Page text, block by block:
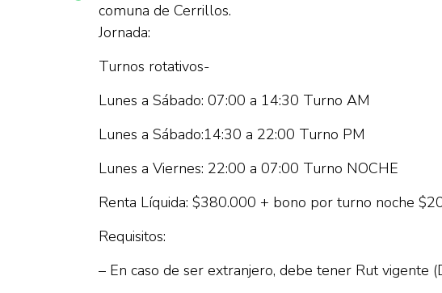
comuna de Cerrillos.
Jornada:
Turnos rotativos-
Lunes a Sábado: 07:00 a 14:30 Turno AM
Lunes a Sábado:14:30 a 22:00 Turno PM
Lunes a Viernes: 22:00 a 07:00 Turno NOCHE
Renta Líquida: $380.000 + bono por turno noche
Requisitos:
– En caso de ser extranjero, debe tener Rut vigente